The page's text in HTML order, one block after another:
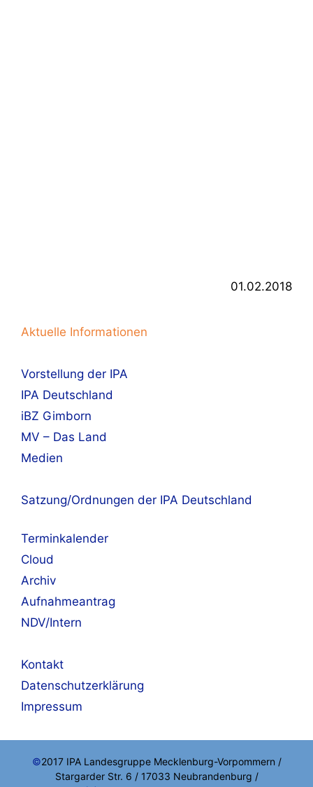
01.02.2018
Aktuelle Informationen
Vorstellung der IPA
IPA Deutschland
iBZ Gimborn
MV – Das Land
Medien
Satzung/Ordnungen der IPA Deutschland
Terminkalender
Cloud
Archiv
Aufnahmeantrag
NDV/Intern
Kontakt
Datenschutzerklärung
Impressum
©2017 IPA Landesgruppe Mecklenburg-Vorpommern /
Stargarder Str. 6 / 17033 Neubrandenburg /